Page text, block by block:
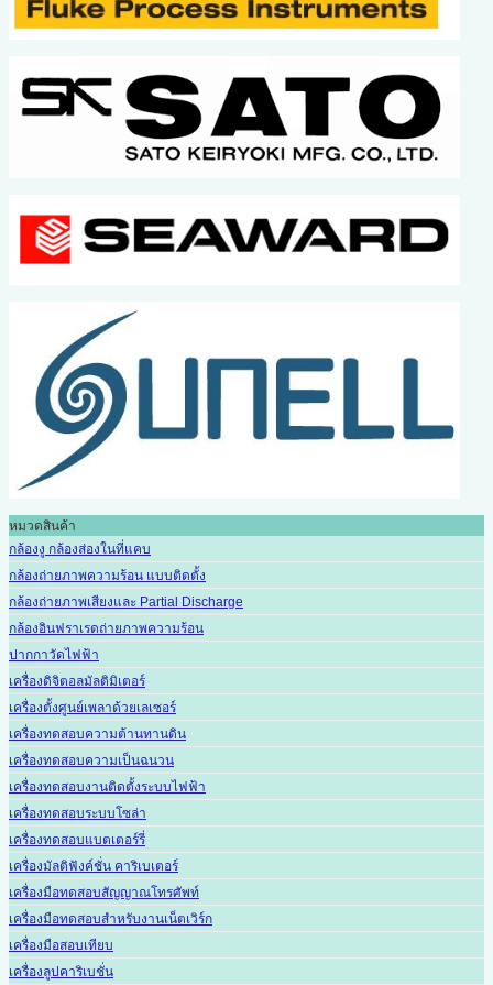
หมวดสินค้า
กล้องงู กล้องส่องในที่แคบ
กล้องถ่ายภาพความร้อน แบบติดตั้ง
กล้องถ่ายภาพเสียงและ Partial Discharge
กล้องอินฟราเรดถ่ายภาพความร้อน
ปากกาวัดไฟฟ้า
เครื่องดิจิตอลมัลติมิเตอร์
เครื่องตั้งศูนย์เพลาด้วยเลเซอร์
เครื่องทดสอบความต้านทานดิน
เครื่องทดสอบความเป็นฉนวน
เครื่องทดสอบงานติดตั้งระบบไฟฟ้า
เครื่องทดสอบระบบโซล่า
เครื่องทดสอบแบตเตอร์รี่
เครื่องมัลติฟังค์ชั่น คาริเบเตอร์
เครื่องมือทดสอบสัญญาณโทรศัพท์
เครื่องมือทดสอบสำหรับงานเน็ตเวิร์ก
เครื่องมือสอบเทียบ
เครื่องลูปคาริเบชั่น